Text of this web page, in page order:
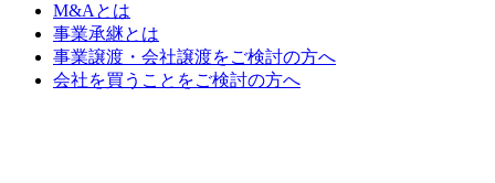
M&Aとは
事業承継とは
事業譲渡・会社譲渡をご検討の方へ
会社を買うことをご検討の方へ